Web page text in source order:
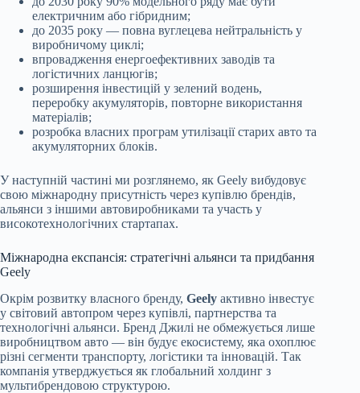
електричним або гібридним;
до 2035 року — повна вуглецева нейтральність у
виробничому циклі;
впровадження енергоефективних заводів та
логістичних ланцюгів;
розширення інвестицій у зелений водень,
переробку акумуляторів, повторне використання
матеріалів;
розробка власних програм утилізації старих авто та
акумуляторних блоків.
У наступній частині ми розглянемо, як Geely вибудовує
свою міжнародну присутність через купівлю брендів,
альянси з іншими автовиробниками та участь у
високотехнологічних стартапах.
Міжнародна експансія: стратегічні альянси та придбання
Geely
Окрім розвитку власного бренду, Geely активно інвестує
у світовий автопром через купівлі, партнерства та
технологічні альянси. Бренд Джилі не обмежується лише
виробництвом авто — він будує екосистему, яка охоплює
різні сегменти транспорту, логістики та інновацій. Так
компанія утверджується як глобальний холдинг з
мультибрендовою структурою.